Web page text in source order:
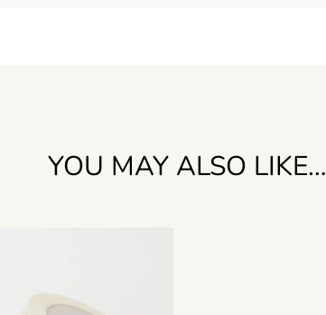
YOU MAY ALSO LIKE…